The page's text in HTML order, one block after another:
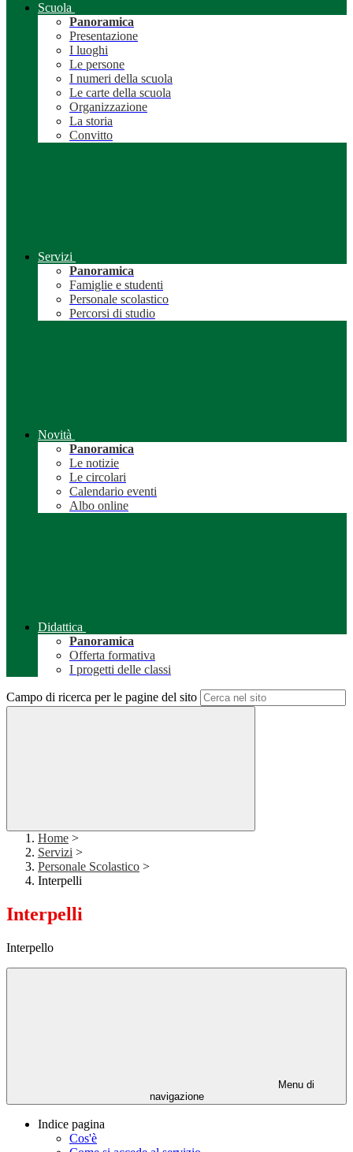
Scuola
Panoramica
Presentazione
I luoghi
Le persone
I numeri della scuola
Le carte della scuola
Organizzazione
La storia
Convitto
Servizi
Panoramica
Famiglie e studenti
Personale scolastico
Percorsi di studio
Novità
Panoramica
Le notizie
Le circolari
Calendario eventi
Albo online
Didattica
Panoramica
Offerta formativa
I progetti delle classi
Campo di ricerca per le pagine del sito
Home >
Servizi >
Personale Scolastico >
Interpelli
Interpelli
Interpello
Menu di
navigazione
Indice pagina
Cos'è